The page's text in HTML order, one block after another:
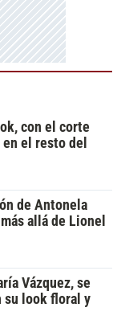
con el corte
el resto del
de Antonela
allá de Lionel
Vázquez, se
su look floral y